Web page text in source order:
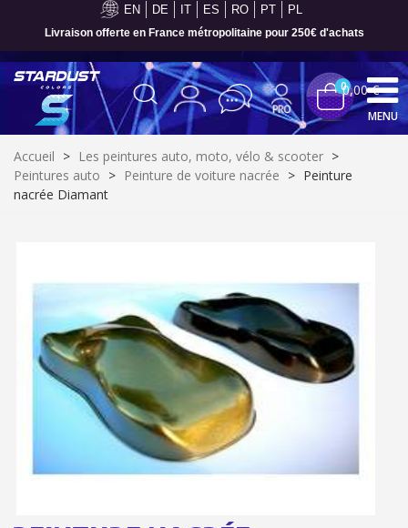
EN DE IT ES RO PT PL
Livraison offerte en France métropolitaine pour 250€ d'achats
Inscription à la newsletter : 5€ de réduction
Livraison sous 24 h en France Métropolitaine
Livraison offerte en France métropolitaine pour 250€ d'achats
Paiement en 4x sans frais dès 30€ d'achats
Partagez vos créations et obtenez des bons d'achat
00,00 €
MENU
Accueil > Les peintures auto, moto, vélo & scooter >
Peintures auto > Peinture de voiture nacrée > Peinture
nacrée Diamant